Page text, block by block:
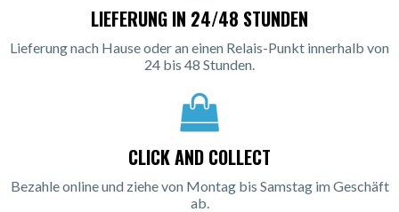
LIEFERUNG IN 24/48 STUNDEN
Lieferung nach Hause oder an einen Relais-Punkt innerhalb von
24 bis 48 Stunden.
CLICK AND COLLECT
Bezahle online und ziehe von Montag bis Samstag im Geschäft
ab.